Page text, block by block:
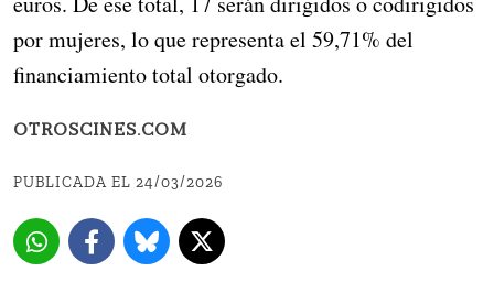
por mujeres, lo que representa el 59,71% del
financiamiento total otorgado.
OTROSCINES.COM
PUBLICADA EL 24/03/2026